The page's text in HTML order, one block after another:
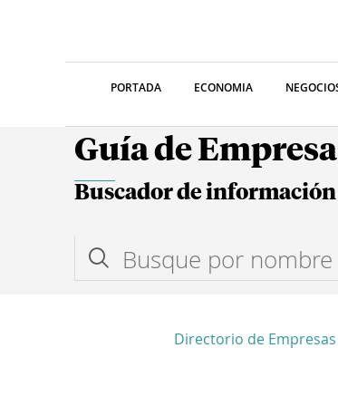
PORTADA ECONOMIA
Guía de
Buscador de información
Directorio de Empresas